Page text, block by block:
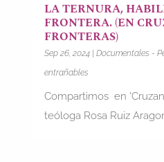
LA TERNURA,
FRONTERA. (EN
FRONTERAS)
Sep 26, 2024| Documentales -
entrañables
Compartimos en
teóloga Rosa Ruiz